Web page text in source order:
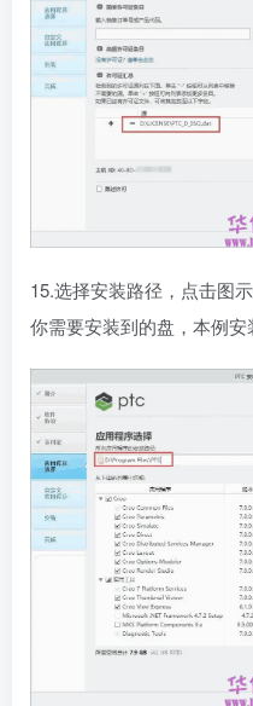
15.选择安装路径，点击图
你需要安装到的盘，本例安